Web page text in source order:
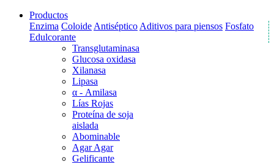
Productos
Enzima Coloide Antiséptico Aditivos para piensos Fosfato
Edulcorante
Transglutaminasa
Glucosa oxidasa
Xilanasa
Lipasa
α - Amilasa
Lías Rojas
Proteína de soja
aislada
Abominable
Agar Agar
Gelificante